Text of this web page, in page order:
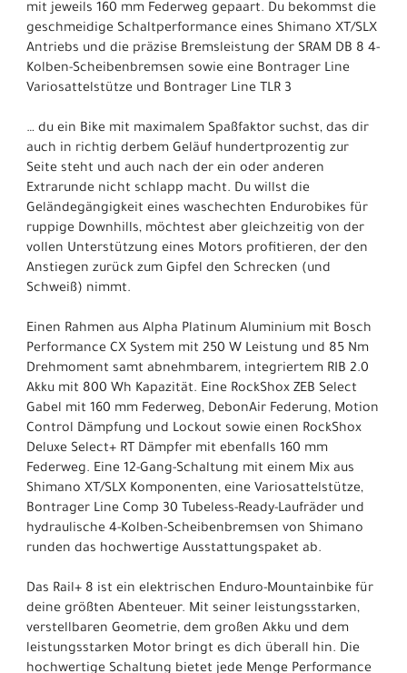
mit jeweils 160 mm Federweg gepaart. Du bekommst die
geschmeidige Schaltperformance eines Shimano XT/SLX
Antriebs und die präzise Bremsleistung der SRAM DB 8 4-
Kolben-Scheibenbremsen sowie eine Bontrager Line
Variosattelstütze und Bontrager Line TLR 3
… du ein Bike mit maximalem Spaßfaktor suchst, das dir
auch in richtig derbem Geläuf hundertprozentig zur
Seite steht und auch nach der ein oder anderen
Extrarunde nicht schlapp macht. Du willst die
Geländegängigkeit eines waschechten Endurobikes für
ruppige Downhills, möchtest aber gleichzeitig von der
vollen Unterstützung eines Motors profitieren, der den
Anstiegen zurück zum Gipfel den Schrecken (und
Schweiß) nimmt.
Einen Rahmen aus Alpha Platinum Aluminium mit Bosch
Performance CX System mit 250 W Leistung und 85 Nm
Drehmoment samt abnehmbarem, integriertem RIB 2.0
Akku mit 800 Wh Kapazität. Eine RockShox ZEB Select
Gabel mit 160 mm Federweg, DebonAir Federung, Motion
Control Dämpfung und Lockout sowie einen RockShox
Deluxe Select+ RT Dämpfer mit ebenfalls 160 mm
Federweg. Eine 12-Gang-Schaltung mit einem Mix aus
Shimano XT/SLX Komponenten, eine Variosattelstütze,
Bontrager Line Comp 30 Tubeless-Ready-Laufräder und
hydraulische 4-Kolben-Scheibenbremsen von Shimano
runden das hochwertige Ausstattungspaket ab.
Das Rail+ 8 ist ein elektrischen Enduro-Mountainbike für
deine größten Abenteuer. Mit seiner leistungsstarken,
verstellbaren Geometrie, dem großen Akku und dem
leistungsstarken Motor bringt es dich überall hin. Die
hochwertige Schaltung bietet jede Menge Performance